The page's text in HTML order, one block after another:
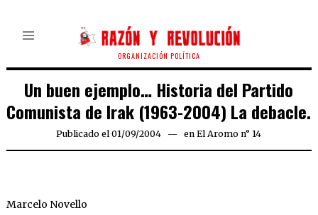
ORGANIZACIÓN POLÍTICA
Un buen ejemplo… Historia del Partido
Comunista de Irak (1963-2004) La debacle.
Publicado el 01/09/2004 21/03/2020
en El Aromo n° 14
Marcelo Novello